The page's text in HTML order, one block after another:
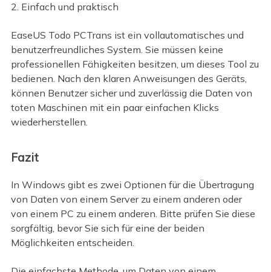
2. Einfach und praktisch
EaseUS Todo PCTrans ist ein vollautomatisches und
benutzerfreundliches System. Sie müssen keine
professionellen Fähigkeiten besitzen, um dieses Tool zu
bedienen. Nach den klaren Anweisungen des Geräts,
können Benutzer sicher und zuverlässig die Daten von
toten Maschinen mit ein paar einfachen Klicks
wiederherstellen.
Fazit
In Windows gibt es zwei Optionen für die Übertragung
von Daten von einem Server zu einem anderen oder
von einem PC zu einem anderen. Bitte prüfen Sie diese
sorgfältig, bevor Sie sich für eine der beiden
Möglichkeiten entscheiden.